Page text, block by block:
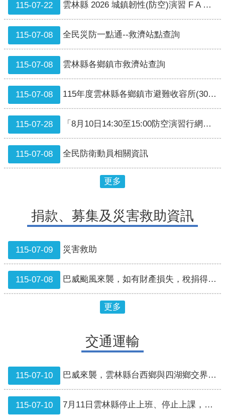
資
訊
相
關
連
結
歷
史
專
區
停
班
報
專
線
回
政
府
115-07-22 雲林縣 2026 城鎮韌性(防空)演習 F A Q 彙整(115年8月10日1 4時30分到15時)
115-07-08 全民災防一點通--救濟站點查詢
115-07-08 雲林縣各鄉鎮市救濟站查詢
115-07-08 115年度雲林縣各鄉鎮市避難收容所(304所97147)
115-07-28 「8月10日14:30至15:00防空演習行網降速演練，請預為因應。
115-07-08 全民防衛動員相關資訊
更多
捐款、募集及災害救助資訊
115-07-09 災害救助
115-07-08 巴威颱風來襲，如有財產損失，稅捐得以扣除減免
更多
交通運輸
115-07-10 巴威來襲，雲林縣台西鄉與四湖鄉交界（鄉道雲122-1線）海新橋封閉情形
115-07-10 7月11日雲林縣停止上班、停止上課，本縣公車行駛訊息